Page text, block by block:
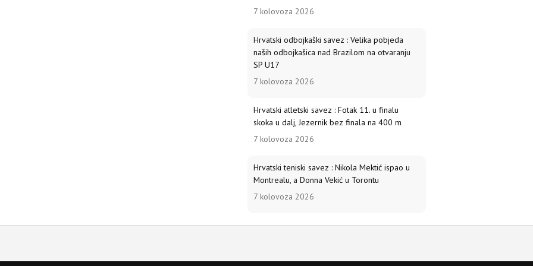
7 kolovoza 2026
Hrvatski odbojkaški savez : Velika pobjeda
naših odbojkašica nad Brazilom na otvaranju
SP U17
7 kolovoza 2026
Hrvatski atletski savez : Fotak 11. u finalu
skoka u dalj, Jezernik bez finala na 400 m
7 kolovoza 2026
Hrvatski teniski savez : Nikola Mektić ispao u
Montrealu, a Donna Vekić u Torontu
7 kolovoza 2026